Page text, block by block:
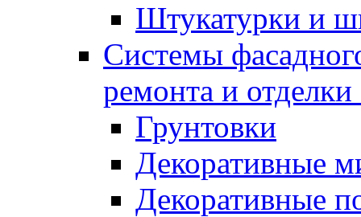
Штукатурки и
Системы
ремонта и отделки
Грунтовки
Декоративные
Декоративные